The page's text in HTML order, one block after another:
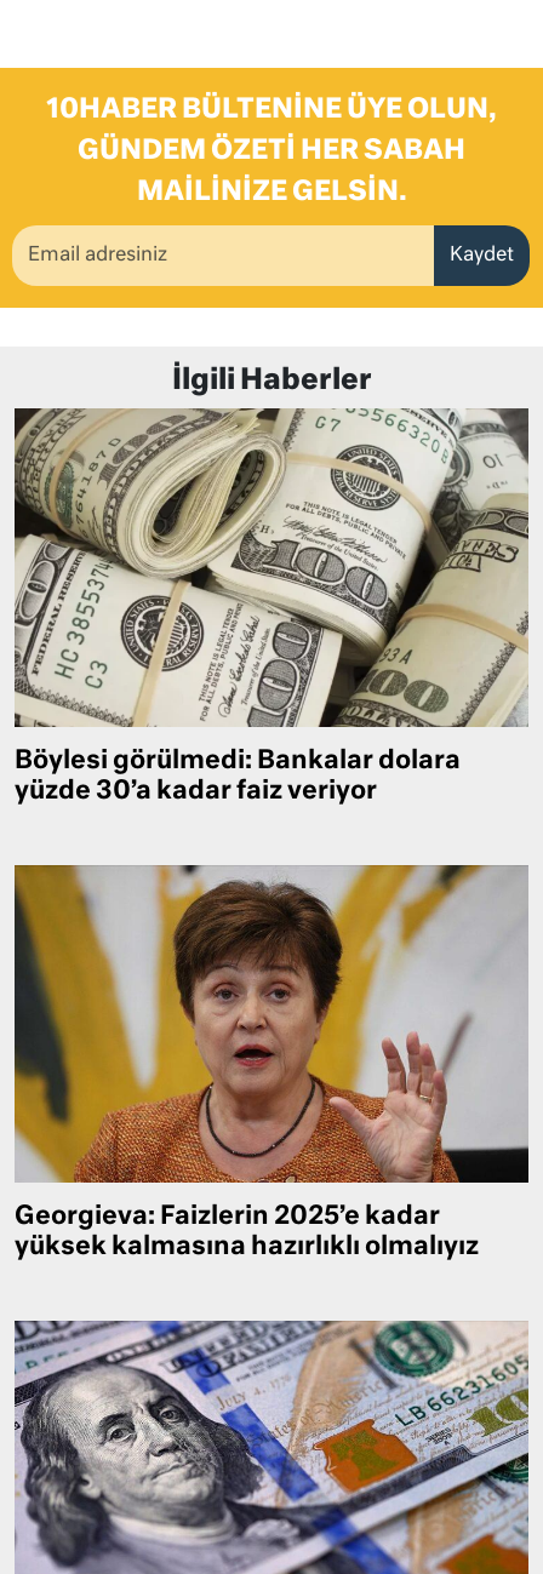
10HABER BÜLTENINE ÜYE OLUN,
GÜNDEM ÖZETI HER SABAH
MAILINIZE GELSIN.
Kaydet
İlgili Haberler
Böylesi görülmedi: Bankalar dolara
yüzde 30’a kadar faiz veriyor
Georgieva: Faizlerin 2025’e kadar
yüksek kalmasına hazırlıklı olmalıyız